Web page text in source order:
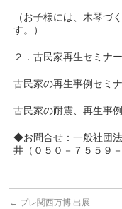
（お子様には、木琴づ
す。）
２．古民家再生セミナ
古民家の再生事例セミナ
古民家の耐震、再生事
◆お問合せ：一般社団
井（０５０－７５５９－
← プレ関西万博 出展